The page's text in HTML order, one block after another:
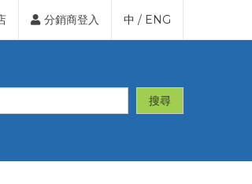
分銷商登入 中 / ENG
搜尋